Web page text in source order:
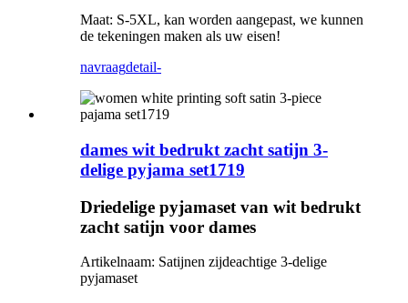
Maat: S-5XL, kan worden aangepast, we kunnen
de tekeningen maken als uw eisen!
navraagdetail-
dames wit bedrukt zacht satijn 3-
delige pyjama set1719
Driedelige pyjamaset van wit bedrukt
zacht satijn voor dames
Artikelnaam: Satijnen zijdeachtige 3-delige
pyjamaset